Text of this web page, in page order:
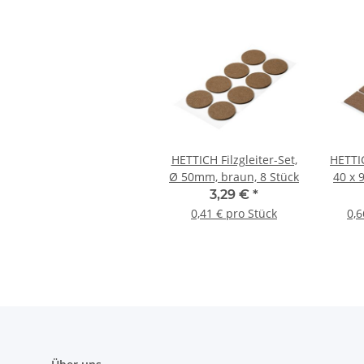
HETTICH Filzgleiter-Set,
Ø 50mm, braun, 8 Stück
3,29 € *
0,41 € pro Stück
40 x